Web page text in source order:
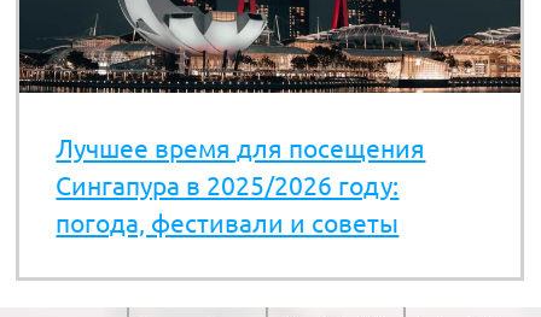
Лучшее время для посещения
Сингапура в 2025/2026 году:
погода, фестивали и советы